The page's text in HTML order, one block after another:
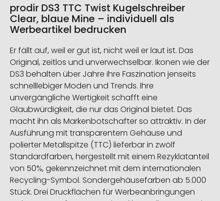
prodir DS3 TTC Twist Kugelschreiber
Clear, blaue Mine – individuell als
Werbeartikel bedrucken
Er fällt auf, weil er gut ist, nicht weil er laut ist. Das
Original, zeitlos und unverwechselbar. Ikonen wie der
DS3 behalten über Jahre ihre Faszination jenseits
schnelllebiger Moden und Trends. Ihre
unvergängliche Wertigkeit schafft eine
Glaubwürdigkeit, die nur das Original bietet. Das
macht ihn als Markenbotschafter so attraktiv. In der
Ausführung mit transparentem Gehäuse und
polierter Metallspitze (TTC) lieferbar in zwölf
Standardfarben, hergestellt mit einem Rezyklatanteil
von 50%, gekennzeichnet mit dem internationalen
Recycling-Symbol. Sondergehäusefarben ab 5.000
Stück. Drei Druckflächen für Werbeanbringungen